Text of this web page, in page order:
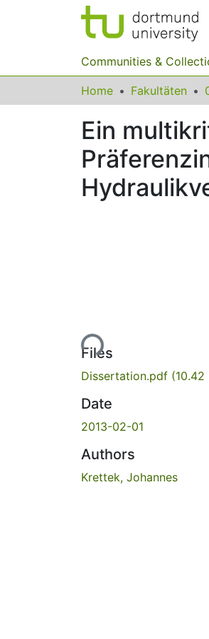
Communities &
Home Fakultäten
Ein
Loading...
Files
Dissertation.pdf (10.42
Date
2013-02-01
Authors
Krettek, Johannes